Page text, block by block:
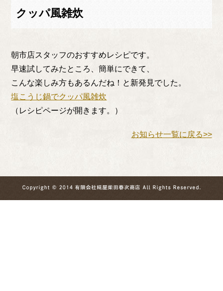
クッパ風雑炊
朝市店スタッフのおすすめレシピです。
早速試してみたところ、簡単にできて、
こんな楽しみ方もあるんだね！と新発見でした。
塩こうじ鍋でクッパ風雑炊
（レシピページが開きます。）
お知らせ一覧に戻る>>